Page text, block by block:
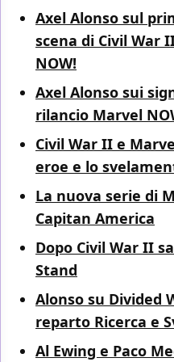
Axel Alonso sul
scena di Civil War
NOW!
Axel Alonso sui
rilancio Marvel
Civil War II e
eroe e lo
La nuova serie di
Capitan America
Dopo Civil War II
Stand
Alonso su Divided
reparto Ricerca e
Al Ewing e Paco